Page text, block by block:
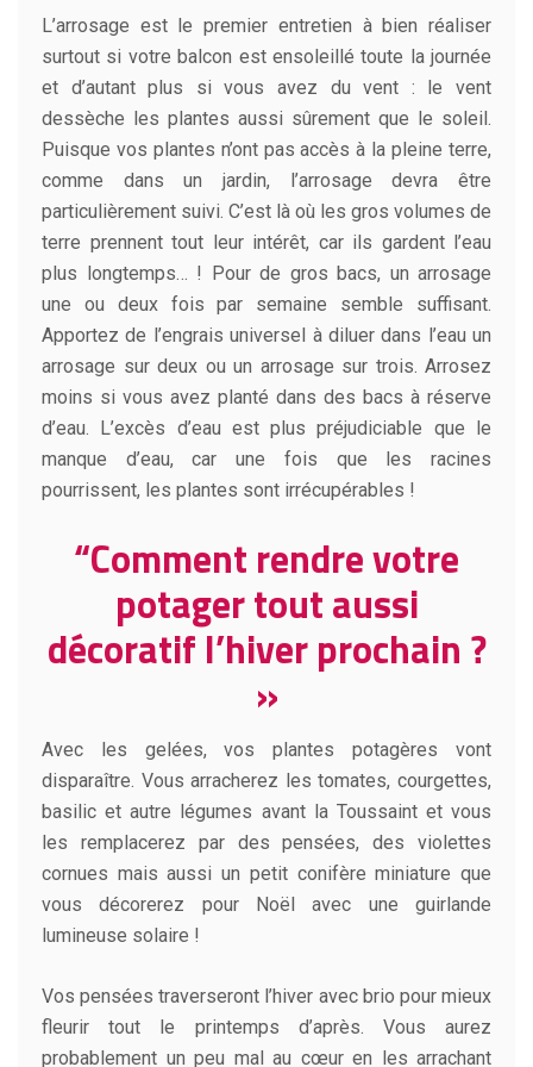
L’arrosage est le premier entretien à bien réaliser
surtout si votre balcon est ensoleillé toute la journée
et d’autant plus si vous avez du vent : le vent
dessèche les plantes aussi sûrement que le soleil.
Puisque vos plantes n’ont pas accès à la pleine terre,
comme dans un jardin, l’arrosage devra être
particulièrement suivi. C’est là où les gros volumes de
terre prennent tout leur intérêt, car ils gardent l’eau
plus longtemps… ! Pour de gros bacs, un arrosage
une ou deux fois par semaine semble suffisant.
Apportez de l’engrais universel à diluer dans l’eau un
arrosage sur deux ou un arrosage sur trois. Arrosez
moins si vous avez planté dans des bacs à réserve
d’eau. L’excès d’eau est plus préjudiciable que le
manque d’eau, car une fois que les racines
pourrissent, les plantes sont irrécupérables !
“Comment rendre votre
potager tout aussi
décoratif l’hiver prochain ?
»
Avec les gelées, vos plantes potagères vont
disparaître. Vous arracherez les tomates, courgettes,
basilic et autre légumes avant la Toussaint et vous
les remplacerez par des pensées, des violettes
cornues mais aussi un petit conifère miniature que
vous décorerez pour Noël avec une guirlande
lumineuse solaire !
Vos pensées traverseront l’hiver avec brio pour mieux
fleurir tout le printemps d’après. Vous aurez
probablement un peu mal au cœur en les arrachant